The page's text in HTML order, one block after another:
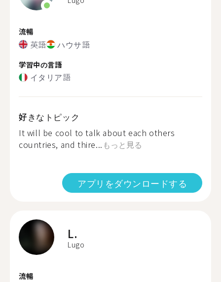
流暢
英語 ハウサ語
学習中の言語
イタリア語
好きなトピック
It will be cool to talk about each others
countries, and thire... もっと見る
アプリをダウンロードする
L.
Lugo
流暢